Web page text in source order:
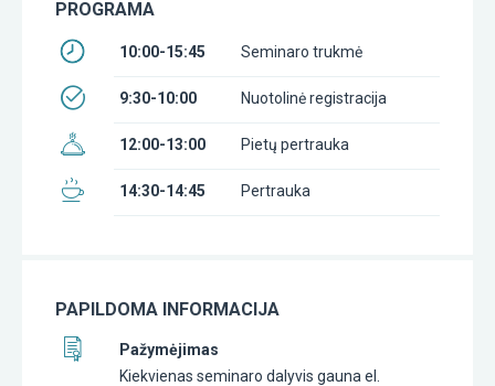
PROGRAMA
10:00-15:45 Seminaro trukmė
9:30-10:00 Nuotolinė registracija
12:00-13:00 Pietų pertrauka
14:30-14:45 Pertrauka
PAPILDOMA INFORMACIJA
Pažymėjimas
Kiekvienas seminaro dalyvis gauna el.